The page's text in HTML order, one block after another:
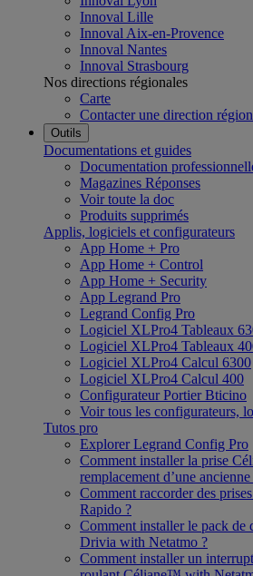
Innoval Lille
Innoval Aix-en-Provence
Innoval Nantes
Innoval Strasbourg
Nos directions régionales
Carte
Contacter une direction
Outils
Documentations et guides
Documentation
Magazines Réponses
Voir toute la doc
Produits supprimés
Applis, logiciels et configurateurs
App Home + Pro
App Home + Control
App Home + Security
App Legrand Pro
Legrand Config Pro
Logiciel XLPro4 Tableaux
Logiciel XLPro4 Tableaux
Logiciel XLPro4 Calcul 6300
Logiciel XLPro4 Calcul 400
Configurateur Portier Bticino
Voir tous les configurateurs,
Tutos pro
Explorer Legrand Config Pro
Comment installer la prise
remplacement d’une
Comment raccorder des
Rapido ?
Comment installer le pack de
Drivia with Netatmo ?
Comment installer un